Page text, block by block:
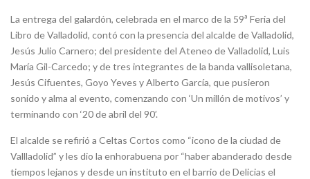
La entrega del galardón, celebrada en el marco de la 59ª Feria del
Libro de Valladolid, contó con la presencia del alcalde de Valladolid,
Jesús Julio Carnero; del presidente del Ateneo de Valladolid, Luis
María Gil-Carcedo; y de tres integrantes de la banda vallisoletana,
Jesús Cifuentes, Goyo Yeves y Alberto García, que pusieron
sonido y alma al evento, comenzando con ‘Un millón de motivos’ y
terminando con ‘20 de abril del 90’.
El alcalde se refirió a Celtas Cortos como “icono de la ciudad de
Vallladolid” y les dio la enhorabuena por “haber abanderado desde
tiempos lejanos y desde un instituto en el barrio de Delicias el